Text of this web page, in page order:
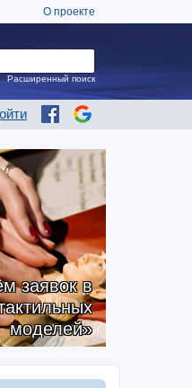
О проекте
Расширенный поиск
заявок в
моделей»